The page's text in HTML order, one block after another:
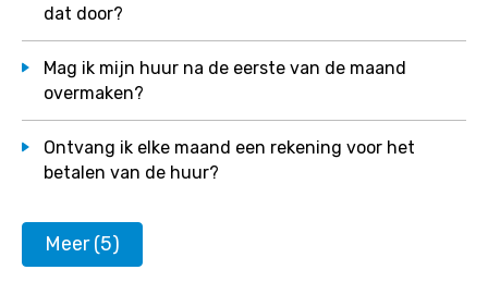
dat door?
Mag ik mijn huur na de eerste van de maand
overmaken?
Ontvang ik elke maand een rekening voor het
betalen van de huur?
Meer (5)